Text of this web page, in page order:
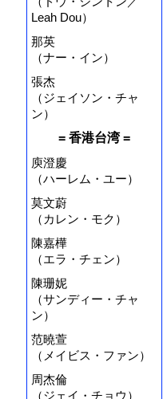
Leah Dou）
那英
（ナー・イン）
張杰
（ジェイソン・チャ
ン）
= 香港台湾 =
庾澄慶
（ハーレム・ユー）
莫文蔚
（カレン・モク）
陳嘉樺
（エラ・チェン）
陳珊妮
（サンディー・チャ
ン）
范曉萱
（メイビス・ファン）
周杰倫
（ジェイ・チョウ）